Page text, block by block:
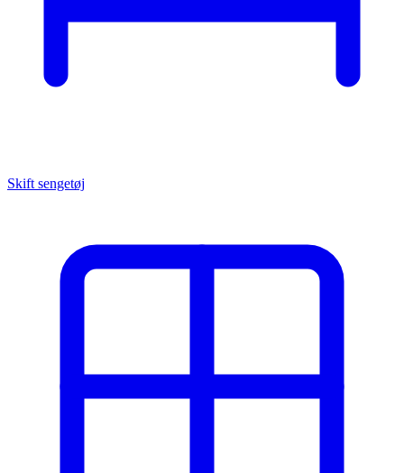
Skift sengetøj